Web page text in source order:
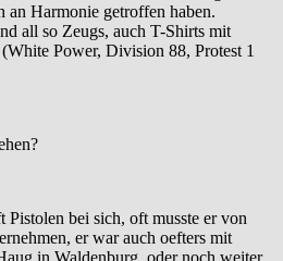
an Harmonie getroffen haben.
all so Zeugs, auch T-Shirts mit
Power, Division 88, Protest 1
Pistolen bei sich, oft musste er von
er war auch oefters mit
in Waldenburg, oder noch weiter